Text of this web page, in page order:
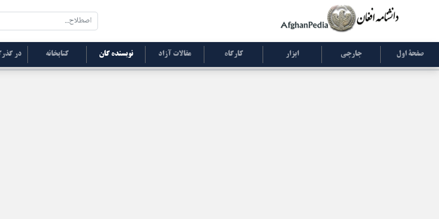
صفحۀ اول جارچی ابزار کارگاه مقالات آزاد نویسنده گان کتابخانه در